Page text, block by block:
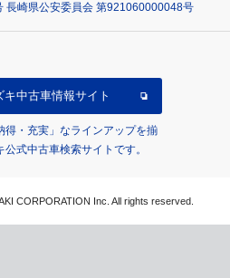
長崎県公安委員会 第921060000048号
キ中古車情報サイト
得・充実」なラインアップを揃
公式中古車検索サイトです。
CORPORATION Inc. All rights reserved.